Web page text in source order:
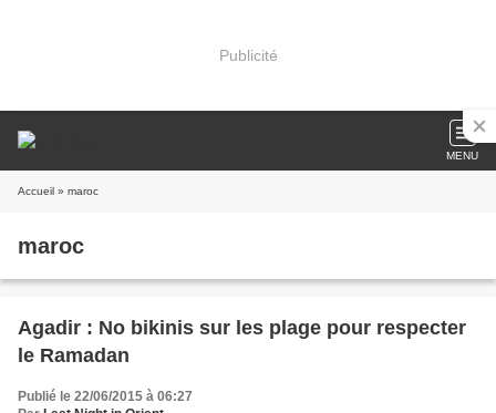
Publicité
MENU
Accueil » maroc
maroc
Agadir : No bikinis sur les plage pour respecter
le Ramadan
Publié le 22/06/2015 à 06:27